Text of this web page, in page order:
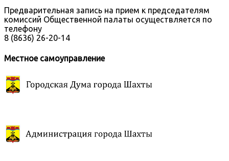
Предварительная запись на прием к председателям
комиссий Общественной палаты осуществляется по
телефону
8 (8636) 26-20-14
Местное самоуправление